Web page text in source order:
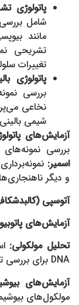
پاتولوژی
شامل
مانند
تشریحی
تغییرات
پاتولوژی
بررسی
نخاعی
شیمی
آزمایش‌های
بررسی
اسمیر:
و دیگر
آتوسپی
آزمایش‌های
تحلیل مولکولی:
DNA برای بررسی تغییرات ژنتیکی.
آزمایش‌های
مولکول‌های